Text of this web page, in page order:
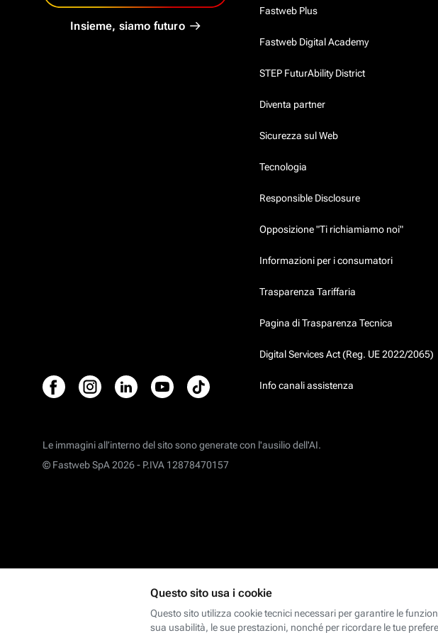
Insieme, siamo futuro
Fastweb Plus
Fastweb Digital Academy
STEP FuturAbility District
Diventa partner
Sicurezza sul Web
Tecnologia
Responsible Disclosure
Opposizione "Ti richiamiamo noi"
Informazioni per i consumatori
Trasparenza Tariffaria
Pagina di Trasparenza Tecnica
Digital Services Act (Reg. UE 2022/2065)
Info canali assistenza
Le immagini all’interno del sito sono generate con l'ausilio dell'AI.
© Fastweb SpA 2026 - P.IVA 12878470157